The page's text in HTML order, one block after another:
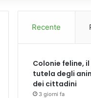
Recente
Colonie feline,
tutela degli
dei cittadini
3 giorni fa